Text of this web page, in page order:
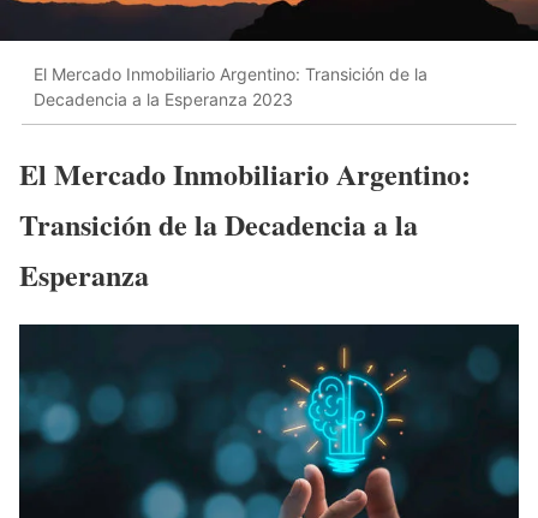
El Mercado Inmobiliario Argentino: Transición de la
Decadencia a la Esperanza 2023
El Mercado Inmobiliario Argentino:
Transición de la Decadencia a la
Esperanza